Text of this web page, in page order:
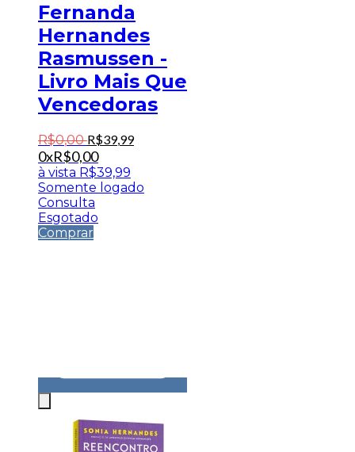
Fernanda
Hernandes
Rasmussen -
Livro Mais Que
Vencedoras
R$0,00 R$39,99
0xR$0,00
à vista R$39,99
Somente logado
Consulta
Esgotado
Comprar